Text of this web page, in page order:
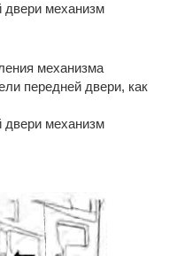
двери механизм
механизма
передней двери, как
двери механизм